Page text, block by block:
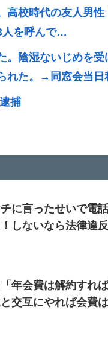
校時代の友人男
人を呼んで…
。陰湿ないじめを
れた。→同窓会当
捕
に言ったせいで電
しないなら法律違
年会費は解約すれ
交互にやれば会費